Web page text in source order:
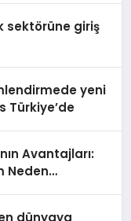
sektörüne giriş
yeni
Türkiye’de
Avantajları:
Neden
dünyaya